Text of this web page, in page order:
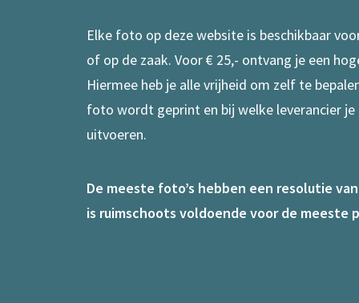
Elke foto op deze website is beschikbaar
of op de zaak. Voor € 25,- ontvang je een
Hiermee heb je alle vrijheid om zelf te
foto wordt geprint en bij welke leverancier
uitvoeren.
De meeste foto’s hebben een resolutie
is ruimschoots voldoende voor de meeste